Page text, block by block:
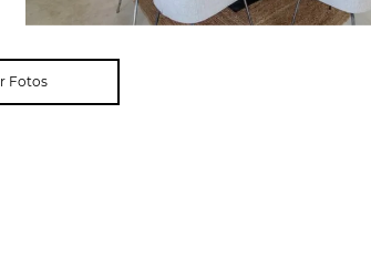
Fotos